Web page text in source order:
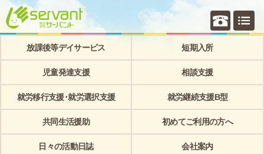
個別相
放課後等デイサービス 短期入所
児童発達支援 相談支援
就労移行支援･就労選択支援 就労継続支援B型
共同生活援助 初めてご利用の方へ
日々の活動日誌 会社案内